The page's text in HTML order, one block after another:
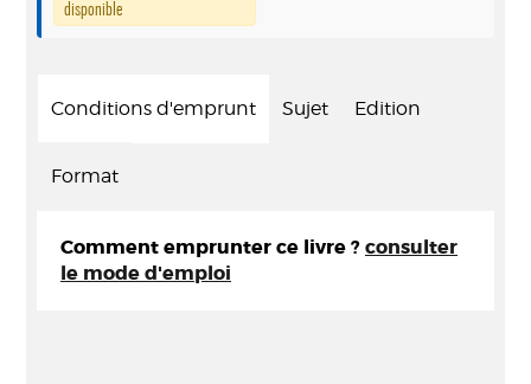
disponible
Conditions d'emprunt Sujet Edition
Format
Comment emprunter ce livre ? consulter
le mode d'emploi